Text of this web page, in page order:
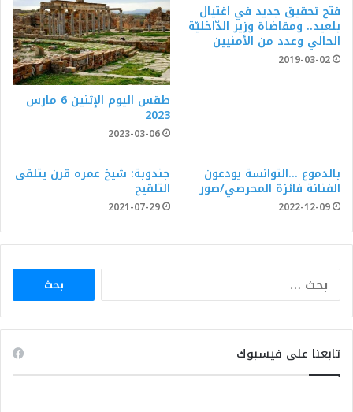
فتح تحقيق جديد في اغتيال
بلعيد.. ومقاضاة وزير الدّاخليّة
الحالي وعدد من الأمنيين
2019-03-02
طقس اليوم الإثنين 6 مارس
2023
2023-03-06
بالدموع …التوانسة يودعون
الفنانة فائزة المحرصي/صور
2022-12-09
جندوبة: شيخ عمره قرن يتلقى
التلقيح
2021-07-29
البحث
تابعنا على فيسبوك